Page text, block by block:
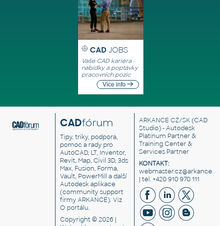
CAD JOBS
Vaše CAD kariéra -
nabídky a poptávky
pracovních pozic
Více info
CADfórum
Tipy, triky, podpora,
pomoc a rady pro
AutoCAD, LT, Inventor,
Revit, Map, Civil 3D, 3ds
Max, Fusion, Forma,
Vault, PowerMill a další
Autodesk aplikace
(community support
firmy ARKANCE). Viz
O portálu.
Copyright © 2026 |
ARKANCE CZ/SK(CAD
Studio) - Autodesk
Platinum Partner &
Training Center &
Services Partner
KONTAKT:
| tel. +420 910 970 111